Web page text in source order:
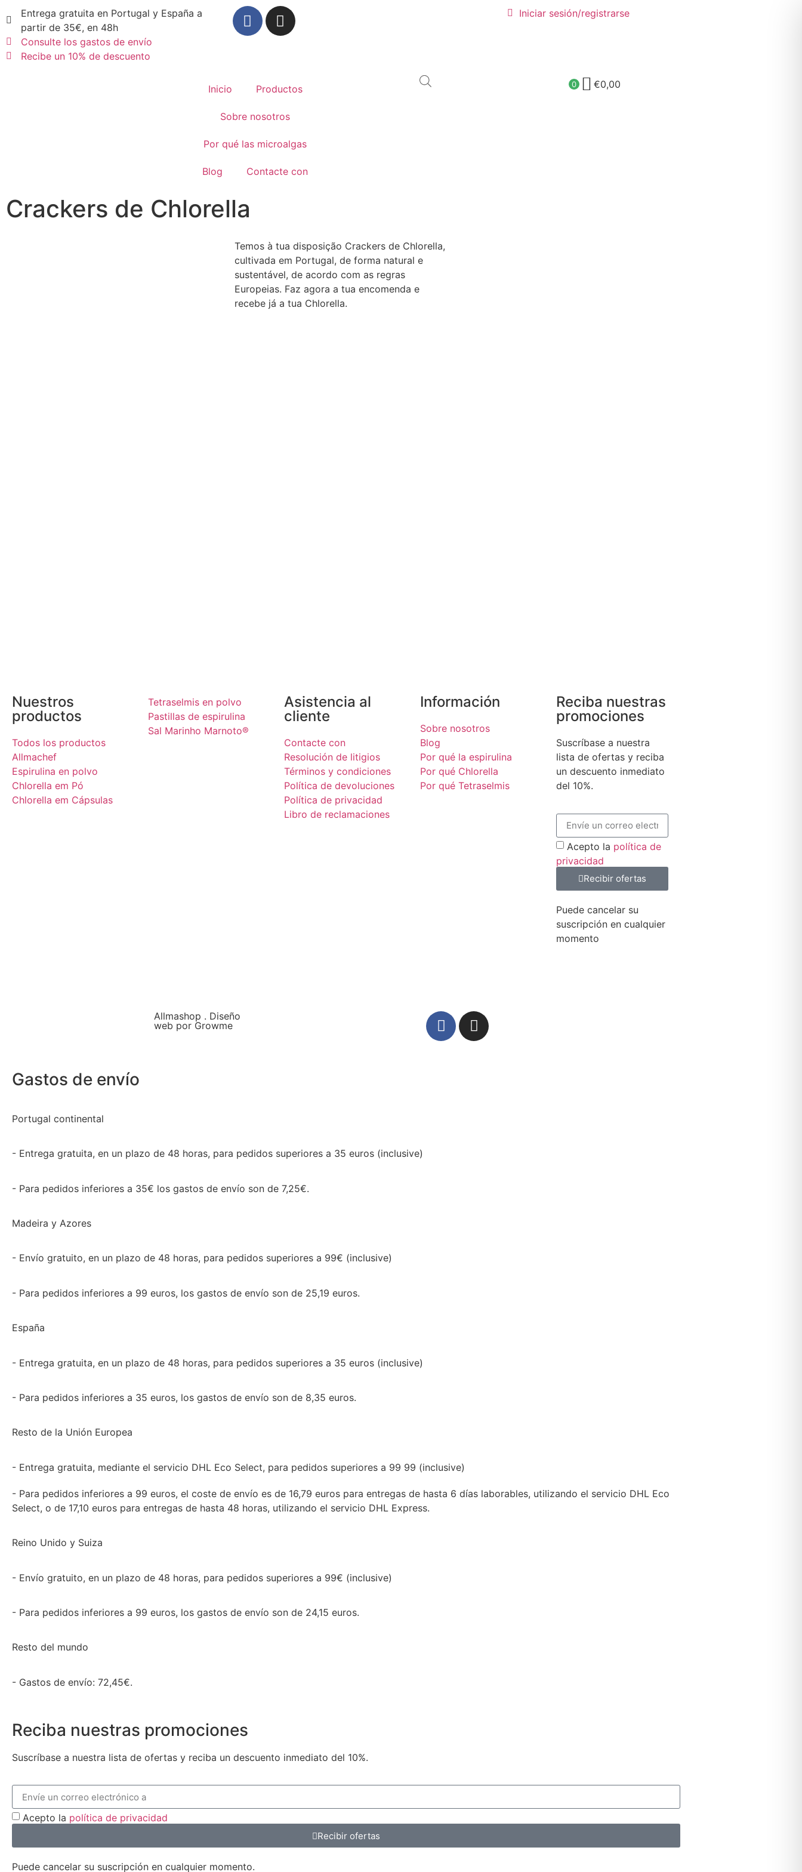
Entrega gratuita en Portugal y España a
partir de 35€, en 48h
Consulte los gastos de envío
Recibe un 10% de descuento
Iniciar sesión/registrarse
Inicio Productos
Sobre nosotros
Por qué las microalgas
Blog Contacte con
0 €0,00
Crackers de Chlorella
Temos à tua disposição Crackers de Chlorella,
cultivada em Portugal, de forma natural e
sustentável, de acordo com as regras
Europeias. Faz agora a tua encomenda e
recebe já a tua Chlorella.
Nuestros
productos
Todos los productos
Allmachef
Espirulina en polvo
Chlorella em Pó
Chlorella em Cápsulas
Tetraselmis en polvo
Pastillas de espirulina
Sal Marinho Marnoto®
Asistencia al
cliente
Contacte con
Resolución de litigios
Términos y condiciones
Política de devoluciones
Política de privacidad
Libro de reclamaciones
Información
Sobre nosotros
Blog
Por qué la espirulina
Por qué Chlorella
Por qué Tetraselmis
Reciba nuestras
promociones
Suscríbase a nuestra
lista de ofertas y reciba
un descuento inmediato
del 10%.
Acepto la política de
privacidad
Recibir ofertas
Puede cancelar su
suscripción en cualquier
momento
Allmashop . Diseño
web por Growme
Gastos de envío
Portugal continental
- Entrega gratuita, en un plazo de 48 horas, para pedidos superiores a 35 euros (inclusive)
- Para pedidos inferiores a 35€ los gastos de envío son de 7,25€.
Madeira y Azores
- Envío gratuito, en un plazo de 48 horas, para pedidos superiores a 99€ (inclusive)
- Para pedidos inferiores a 99 euros, los gastos de envío son de 25,19 euros.
España
- Entrega gratuita, en un plazo de 48 horas, para pedidos superiores a 35 euros (inclusive)
- Para pedidos inferiores a 35 euros, los gastos de envío son de 8,35 euros.
Resto de la Unión Europea
- Entrega gratuita, mediante el servicio DHL Eco Select, para pedidos superiores a 99 99 (inclusive)
- Para pedidos inferiores a 99 euros, el coste de envío es de 16,79 euros para entregas de hasta 6 días laborables, utilizando el servicio DHL Eco
Select, o de 17,10 euros para entregas de hasta 48 horas, utilizando el servicio DHL Express.
Reino Unido y Suiza
- Envío gratuito, en un plazo de 48 horas, para pedidos superiores a 99€ (inclusive)
- Para pedidos inferiores a 99 euros, los gastos de envío son de 24,15 euros.
Resto del mundo
- Gastos de envío: 72,45€.
Reciba nuestras promociones
Suscríbase a nuestra lista de ofertas y reciba un descuento inmediato del 10%.
Acepto la política de privacidad
Recibir ofertas
Puede cancelar su suscripción en cualquier momento.